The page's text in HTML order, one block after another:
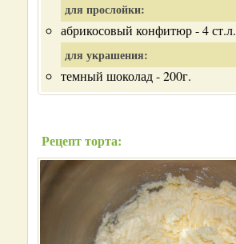
для прослойки:
абрикосовый конфитюр - 4 ст.л.
для украшения:
темный шоколад - 200г.
Рецепт торта: